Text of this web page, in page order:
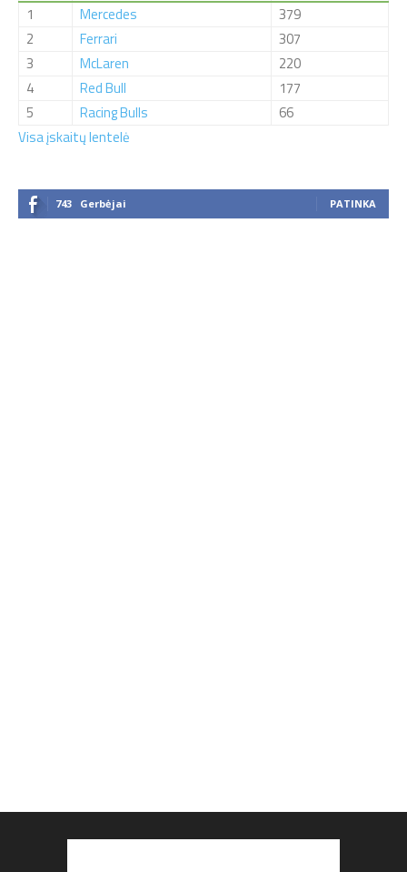
1 Mercedes
379
2
Ferrari
307
3
McLaren
220
4
Red Bull
177
5
Racing Bulls
66
Visa įskaitų lentelė
743 Gerbėjai PATINKA